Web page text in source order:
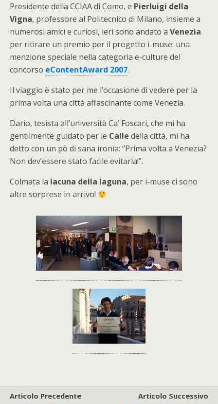
Presidente della CCIAA di Como, e Pierluigi della
Vigna, professore al Politecnico di Milano, insieme a
numerosi amici e curiosi, ieri sono andato a Venezia
per ritirare un premio per il progetto i-muse: una
menzione speciale nella categoria e-culture del
concorso eContentAward 2007.
Il viaggio è stato per me l’occasione di vedere per la
prima volta una città affascinante come Venezia.
Dario, tesista all’università Ca’ Foscari, che mi ha
gentilmente guidato per le Calle della città, mi ha
detto con un pò di sana ironia: “Prima volta a Venezia?
Non dev’essere stato facile evitarla!”.
Colmata la lacuna della laguna, per i-muse ci sono
altre sorprese in arrivo!
Articolo Precedente
Articolo Successivo